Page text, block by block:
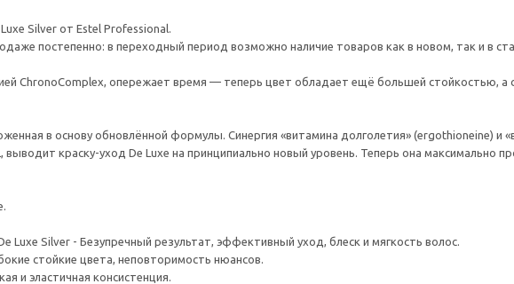
Silver от Estel Professional.
постепенно: в переходный период возможно наличие товаров как в новом, так и в
ChronoComplex, опережает время — теперь цвет обладает ещё большей стойкостью, а
в основу обновлённой формулы. Синергия «витамина долголетия» (ergothioneine) и
краску-уход De Luxe на принципиально новый уровень. Теперь она максимально
Luxe Silver - Безупречный результат, эффективный уход, блеск и мягкость волос.
стойкие цвета, неповторимость нюансов.
и эластичная консистенция.